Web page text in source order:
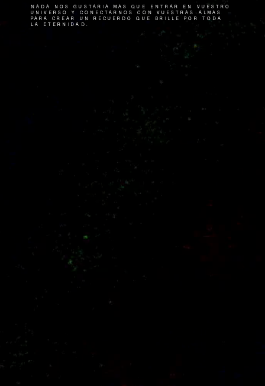
Nada nos gustaría más que entrar en vuestro
universo y conectarnos con vuestras almas
para crear un recuerdo que brille por toda
la eternidad.